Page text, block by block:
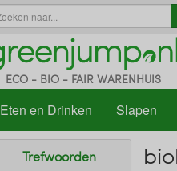
ECO - BIO - FAIR WARENHUIS
Eten en Drinken Slapen
Trefwoorden